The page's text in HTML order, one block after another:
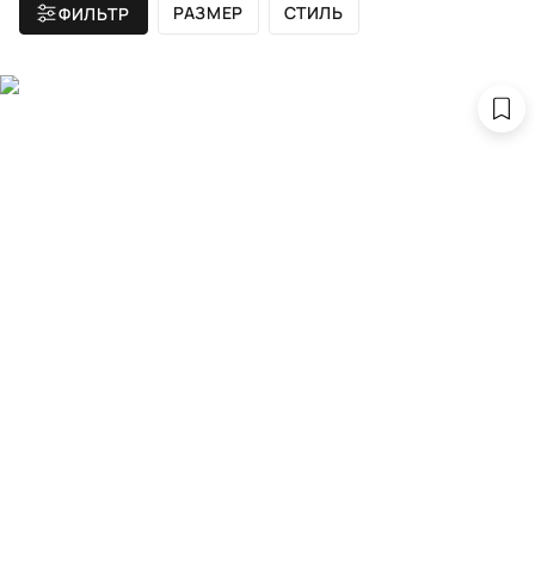
ФИЛЬТР РАЗМЕР СТИЛЬ